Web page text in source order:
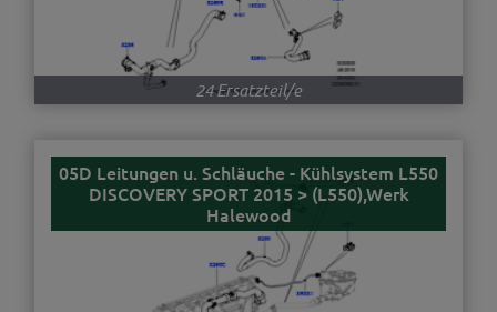
24 Ersatzteil/e
05D Leitungen u. Schläuche - Kühlsystem L550
DISCOVERY SPORT 2015 > (L550),Werk
Halewood